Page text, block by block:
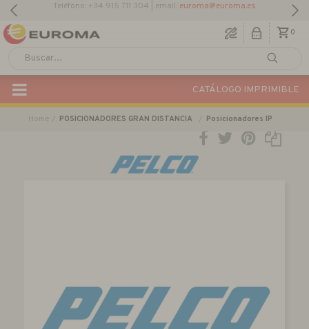
Teléfono: +34 915 711 304 | email: euroma@euroma.es
0
CATÁLOGO IMPRIMIBLE
Home POSICIONADORES GRAN DISTANCIA Posicionadores IP